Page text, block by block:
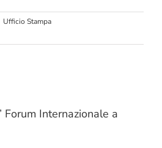
Ufficio Stampa
Forum Internazionale a